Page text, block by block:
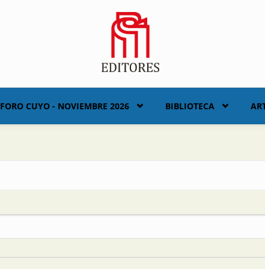
FORO CUYO - NOVIEMBRE 2026 BIBLIOTECA